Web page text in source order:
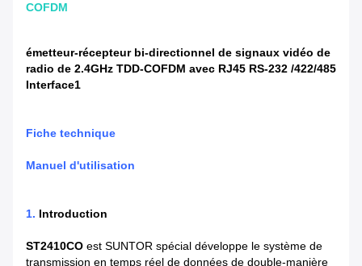
COFDM
émetteur-récepteur bi-directionnel de signaux vidéo de
radio de 2.4GHz TDD-COFDM avec RJ45 RS-232 /422/485
Interface1
Fiche technique
Manuel d'utilisation
1. Introduction
ST2410CO est SUNTOR spécial développe le système de
transmission en temps réel de données de double-manière